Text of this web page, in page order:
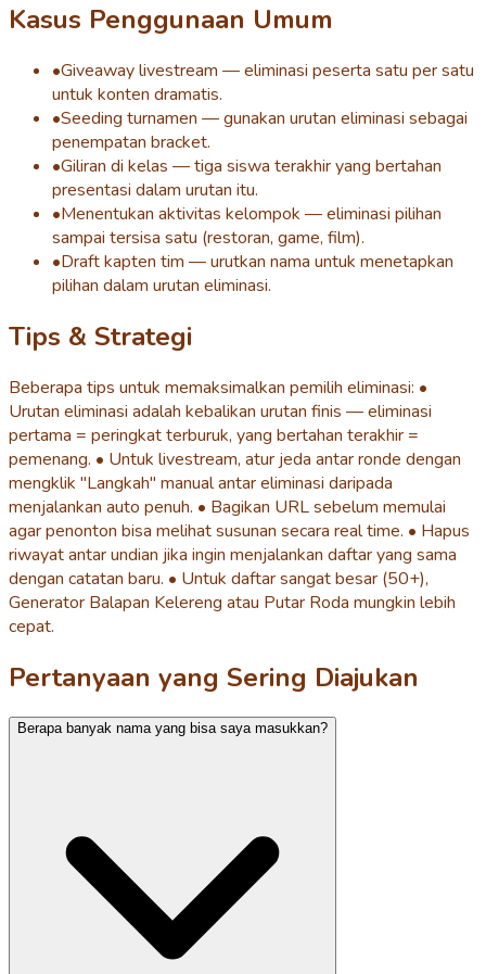
Kasus Penggunaan Umum
•Giveaway livestream — eliminasi peserta satu per satu
untuk konten dramatis.
•Seeding turnamen — gunakan urutan eliminasi sebagai
penempatan bracket.
•Giliran di kelas — tiga siswa terakhir yang bertahan
presentasi dalam urutan itu.
•Menentukan aktivitas kelompok — eliminasi pilihan
sampai tersisa satu (restoran, game, film).
•Draft kapten tim — urutkan nama untuk menetapkan
pilihan dalam urutan eliminasi.
Tips & Strategi
Beberapa tips untuk memaksimalkan pemilih eliminasi: •
Urutan eliminasi adalah kebalikan urutan finis — eliminasi
pertama = peringkat terburuk, yang bertahan terakhir =
pemenang. • Untuk livestream, atur jeda antar ronde dengan
mengklik "Langkah" manual antar eliminasi daripada
menjalankan auto penuh. • Bagikan URL sebelum memulai
agar penonton bisa melihat susunan secara real time. • Hapus
riwayat antar undian jika ingin menjalankan daftar yang sama
dengan catatan baru. • Untuk daftar sangat besar (50+),
Generator Balapan Kelereng atau Putar Roda mungkin lebih
cepat.
Pertanyaan yang Sering Diajukan
Berapa banyak nama yang bisa saya masukkan?